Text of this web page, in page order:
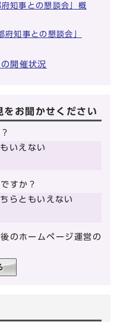
知事との懇談会」概
知事との懇談会」
開催状況
をお聞かせください
いえない
すか？
らともいえない
のホームページ運営の